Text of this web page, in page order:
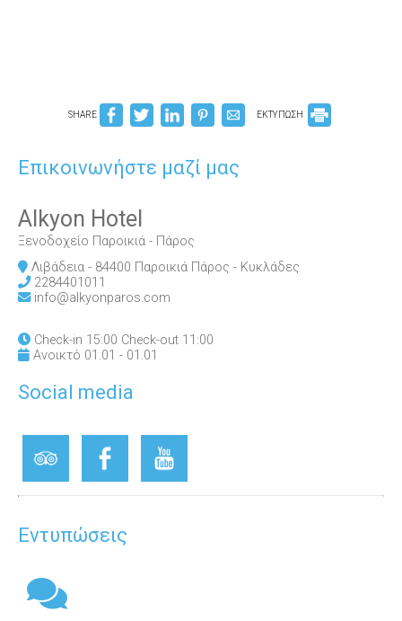
SHARE ΕΚΤΥΠΩΣΗ
Επικοινωνήστε μαζί μας
Alkyon Hotel
Ξενοδοχείο Παροικιά - Πάρος
Λιβάδεια - 84400 Παροικιά Πάρος - Κυκλάδες
2284401011
info@alkyonparos.com
Check-in 15:00 Check-out 11:00
Ανοικτό 01.01 - 01.01
Social media
Εντυπώσεις